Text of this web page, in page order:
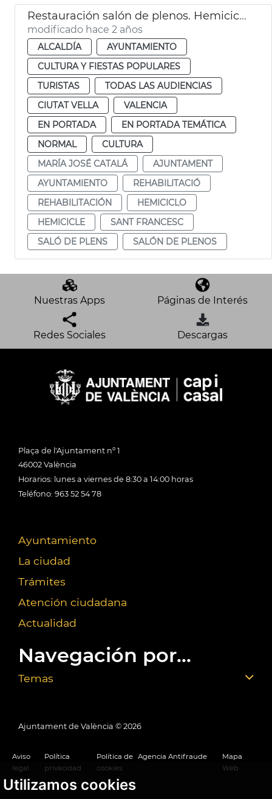
Utilizamos cookies
Restauración salón de plenos. Hemiciclo
modificado hace 2 años
ALCALDÍA
AYUNTAMIENTO
CULTURA Y FIESTAS POPULARES
TURISTAS
TODAS LAS AUDIENCIAS
CIUTAT VELLA
VALENCIA
EN PORTADA
EN PORTADA TEMÁTICA
NORMAL
CULTURA
MARÍA JOSÉ CATALÁ
AJUNTAMENT
AYUNTAMIENTO
REHABILITACIÓ
REHABILITACIÓN
HEMICICLO
HEMICICLE
SANT FRANCESC
SALÓ DE PLENS
SALÓN DE PLENOS
Nuestras Apps Páginas de Interés
Redes Sociales Descargas
Plaça de l'Ajuntament nº 1
46002 València
Horarios: lunes a viernes de 8:30 a 14:00 horas
Teléfono: 963 52 54 78
Ayuntamiento
La ciudad
Trámites
Atención ciudadana
Actualidad
Navegación por...
Temas
Ajuntament de València © 2026
Aviso
legal
Política
privacidad
Política de
cookies
Agencia Antifraude
Mapa
Web